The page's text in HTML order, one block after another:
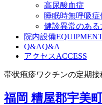
高尿酸血症
睡眠時無呼吸症
健診異常のある
院内設備
Q&AQ&A
アクセスACCESS
帯状疱疹ワクチンの定期接
福岡 糟屋郡宇美